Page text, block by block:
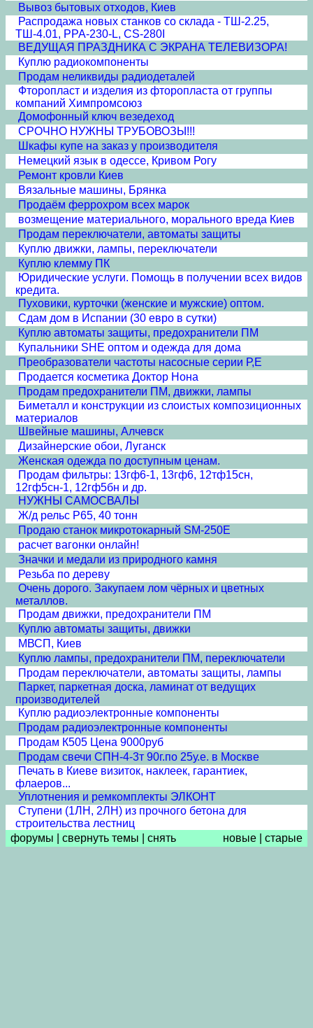
Вывоз бытовых отходов, Киев
Распродажа новых станков со склада - ТШ-2.25,
ТШ-4.01, PPA-230-L, CS-280I
ВЕДУЩАЯ ПРАЗДНИКА С ЭКРАНА ТЕЛЕВИЗОРА!
Куплю радиокомпоненты
Продам неликвиды радиодеталей
Фторопласт и изделия из фторопласта от группы
компаний Химпромсоюз
Домофонный ключ везедеход
СРОЧНО НУЖНЫ ТРУБОВОЗЫ!!!
Шкафы купе на заказ у производителя
Немецкий язык в одессе, Кривом Рогу
Ремонт кровли Киев
Вязальные машины, Брянка
Продаём феррохром всех марок
возмещение материального, морального вреда Киев
Продам переключатели, автоматы защиты
Куплю движки, лампы, переключатели
Куплю клемму ПК
Юридические услуги. Помощь в получении всех видов
кредита.
Пуховики, курточки (женские и мужские) оптом.
Сдам дом в Испании (30 евро в сутки)
Куплю автоматы защиты, предохранители ПМ
Купальники SHE оптом и одежда для дома
Преобразователи частоты насосные серии Р,Е
Продается косметика Доктор Нона
Продам предохранители ПМ, движки, лампы
Биметалл и конструкции из слоистых композиционных
материалов
Швейные машины, Алчевск
Дизайнерские обои, Луганск
Женская одежда по доступным ценам.
Продам фильтры: 13гф6-1, 13гф6, 12тф15сн,
12гф5сн-1, 12гф5бн и др.
НУЖНЫ САМОСВАЛЫ
Ж/д рельс Р65, 40 тонн
Продаю станок микротокарный SM-250E
расчет вагонки онлайн!
Значки и медали из природного камня
Резьба по дереву
Очень дорого. Закупаем лом чёрных и цветных
металлов.
Продам движки, предохранители ПМ
Куплю автоматы защиты, движки
МВСП, Киев
Куплю лампы, предохранители ПМ, переключатели
Продам переключатели, автоматы защиты, лампы
Паркет, паркетная доска, ламинат от ведущих
производителей
Куплю радиоэлектронные компоненты
Продам радиоэлектронные компоненты
Продам К505 Цена 9000руб
Продам свечи СПН-4-3т 90г.по 25у.е. в Москве
Печать в Киеве визиток, наклеек, гарантиек,
флаеров...
Уплотнения и ремкомплекты ЭЛКОНТ
Cтупени (1ЛН, 2ЛН) из прочного бетона для
строительства лестниц
форумы
свернуть темы снять новые старые